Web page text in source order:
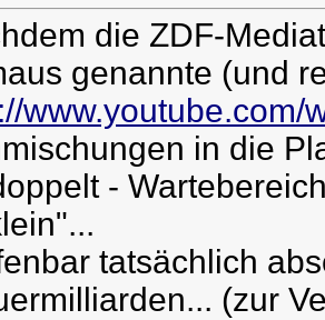
die ZDF-
genannte (und
www.youtube.com/
in die
-
tatsächlich
(zur